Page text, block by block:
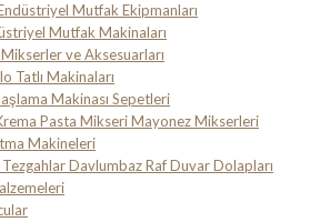
Mutfak Ekipmanları
Mutfak Makinaları
ve Aksesuarları
Tatlı Makinaları
Makinası Sepetleri
Pasta Mikseri Mayonez Mikserleri
Makineleri
Davlumbaz Raf Duvar Dolapları